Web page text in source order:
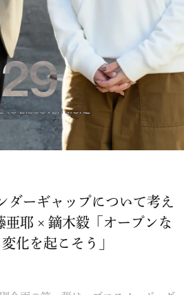
29
TO DISCOVER MORE
ダーギャップについて考え
亜耶 × 鏑木毅「オープンな
化を起こそう」